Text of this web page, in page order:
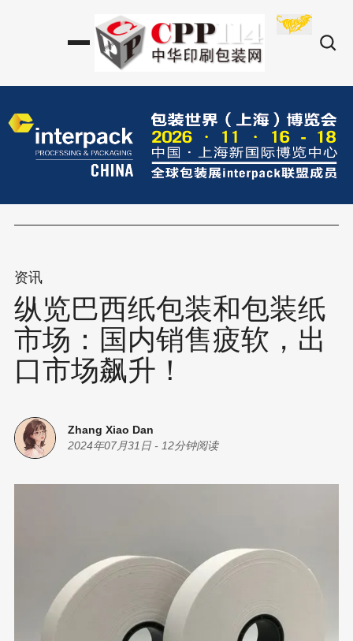
资讯
纵览巴西纸包装和包装纸
市场：国内销售疲软，出
口市场飙升！
Zhang Xiao Dan
2024年07月31日 - 12分钟阅读